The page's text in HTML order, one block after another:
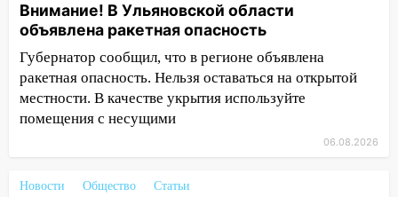
09:44 Ульяновские спасатели помогли
юному велосипедисту на улице
Чернышевского
08:21 В Заволжском районе украли два
велосипеда
погода в четверг
Внимание! В Ульяновской области
объявлена ракетная опасность
Губернатор сообщил, что в регионе объявлена
ракетная опасность. Нельзя оставаться на открытой
местности. В качестве укрытия используйте
помещения с несущими
06.08.2026
Новости Общество
Статьи